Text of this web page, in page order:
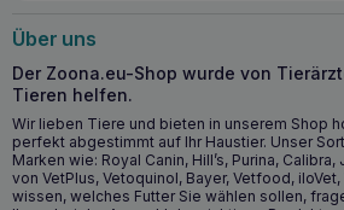
Unterstützt ein gesundes
Entscheidend für die allgemeine
Hundes.
Wann lohnt es sich, mit
canine liver support 4kg zu
Über uns
Der Zoona.eu-Shop wurde von
Tieren helfen.
Wir lieben Tiere und bieten in unserem Shop
perfekt abgestimmt auf Ihr Haustier. Unser
Marken wie: Royal Canin, Hill’s, Purina,
von VetPlus, Vetoquinol, Bayer, Vetfood,
wissen, welches Futter Sie wählen sollen,